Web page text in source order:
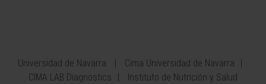
Universidad de Navarra
Cima Universidad de Navarra
CIMA LAB Diagnostics
Instituto de Nutrición y Salud